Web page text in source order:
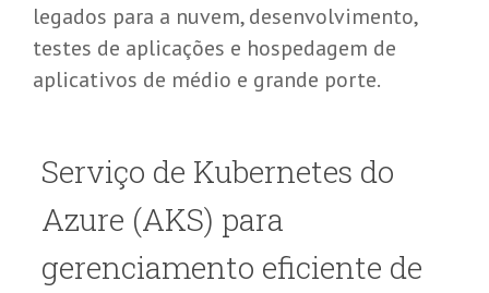
legados para a nuvem, desenvolvimento,
testes de aplicações e hospedagem de
aplicativos de médio e grande porte.
Serviço de Kubernetes do
Azure (AKS) para
gerenciamento eficiente de